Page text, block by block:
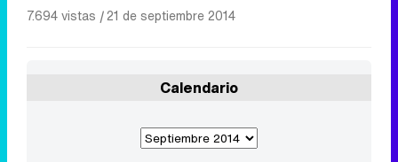
7.694 vistas |21 de septiembre 2014
Calendario